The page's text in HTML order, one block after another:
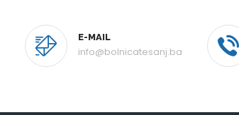
E-MAIL
info@bolnicatesanj.ba